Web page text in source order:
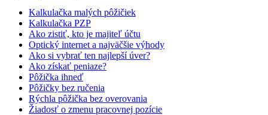
Kalkulačka malých pôžičiek
Kalkulačka PZP
Ako zistiť, kto je majiteľ účtu
Optický internet a najväčšie výhody
Ako si vybrať ten najlepší úver?
Ako získať peniaze?
Pôžička ihneď
Pôžičky bez ručenia
Rýchla pôžička bez overovania
Žiadosť o zmenu pracovnej pozície